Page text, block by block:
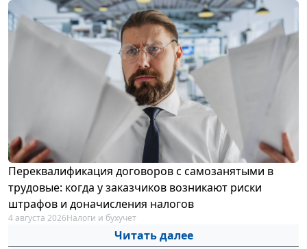
Переквалификация договоров с самозанятыми в
трудовые: когда у заказчиков возникают риски
штрафов и доначисления налогов
4 августа 2026Налоги и бухучет
Читать далее